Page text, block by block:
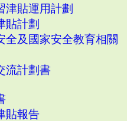
津貼運用計劃
貼計劃
及國家安全教育相關
流計劃書
貼報告